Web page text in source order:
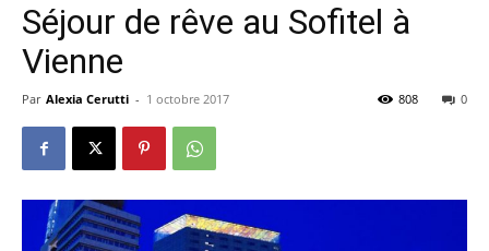
Séjour de rêve au Sofitel à
Vienne
Par Alexia Cerutti - 1 octobre 2017 0
808